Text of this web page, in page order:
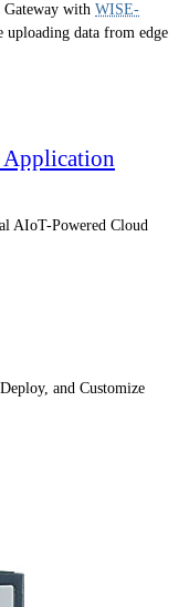
with WISE-
uploading data from edge
Application
AIoT-Powered Cloud
and Customize